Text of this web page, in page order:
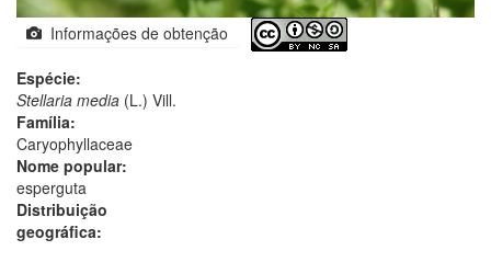
Informações de obtenção
Espécie:
Stellaria media (L.) Vill.
Família:
Caryophyllaceae
Nome popular:
esperguta
Distribuição
geográfica: